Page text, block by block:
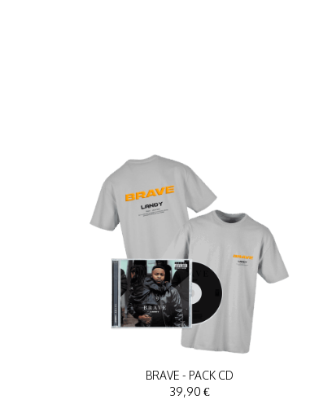
BRAVE - PACK CD
39,90 €